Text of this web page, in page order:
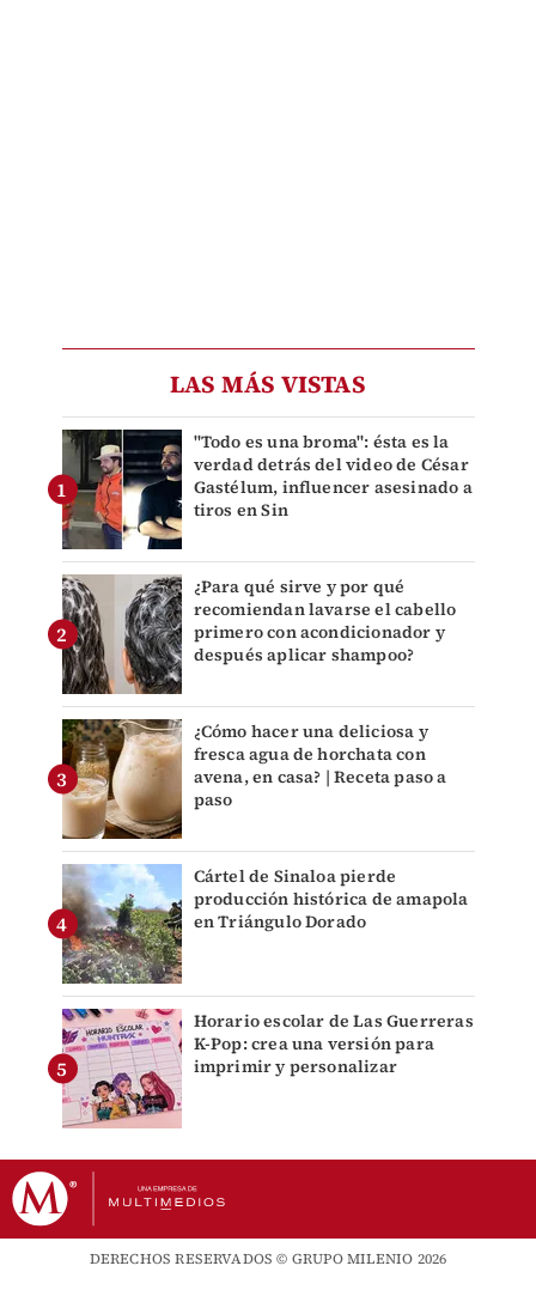
LAS MÁS VISTAS
"Todo es una broma": ésta es la
verdad detrás del video de César
Gastélum, influencer asesinado a
tiros en Sin
¿Para qué sirve y por qué
recomiendan lavarse el cabello
primero con acondicionador y
después aplicar shampoo?
¿Cómo hacer una deliciosa y
fresca agua de horchata con
avena, en casa? | Receta paso a
paso
Cártel de Sinaloa pierde
producción histórica de amapola
en Triángulo Dorado
Horario escolar de Las Guerreras
K-Pop: crea una versión para
imprimir y personalizar
DERECHOS RESERVADOS © GRUPO MILENIO 2026